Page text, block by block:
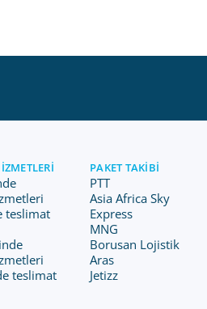
teslimat
teslimat
PAKET TAKIBI
PTT
Asia Africa Sky
Express
MNG
Borusan Lojistik
Aras
Jetizz